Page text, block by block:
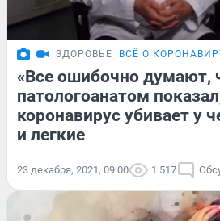
ЗДОРОВЬЕ ВСЁ О
«Все ошибочно думают,
патологоанатом
коронавирус убивает у
и легкие
23 декабря, 2021, 09:00 1 517